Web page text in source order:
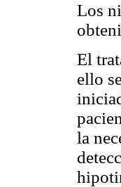
Los
El
ello
la